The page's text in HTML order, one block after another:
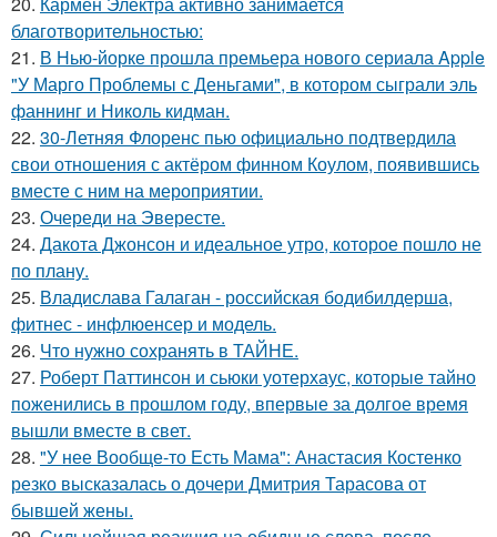
благотворительностью:
21. В Нью-йорке прошла премьера нового сериала Apple
"У Марго Проблемы с Деньгами", в котором сыграли эль
фаннинг и Николь кидман.
22. 30-Летняя Флоренс пью официально подтвердила
свои отношения с актёром финном Коулом, появившись
вместе с ним на мероприятии.
23. Очереди на Эвересте.
24. Дакота Джонсон и идеальное утро, которое пошло не
по плану.
25. Владислава Галаган - российская бодибилдерша,
фитнес - инфлюенсер и модель.
26. Что нужно сохранять в ТАЙНЕ.
27. Роберт Паттинсон и сьюки уотерхаус, которые тайно
поженились в прошлом году, впервые за долгое время
вышли вместе в свет.
28. "У нее Вообще-то Есть Мама": Анастасия Костенко
резко высказалась о дочери Дмитрия Тарасова от
бывшей жены.